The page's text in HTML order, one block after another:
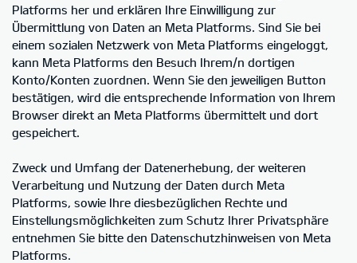
Platforms her und erklären Ihre Einwilligung zur
Übermittlung von Daten an Meta Platforms. Sind Sie bei
einem sozialen Netzwerk von Meta Platforms eingeloggt,
kann Meta Platforms den Besuch Ihrem/n dortigen
Konto/Konten zuordnen. Wenn Sie den jeweiligen Button
bestätigen, wird die entsprechende Information von Ihrem
Browser direkt an Meta Platforms übermittelt und dort
gespeichert.
Zweck und Umfang der Datenerhebung, der weiteren
Verarbeitung und Nutzung der Daten durch Meta
Platforms, sowie Ihre diesbezüglichen Rechte und
Einstellungsmöglichkeiten zum Schutz Ihrer Privatsphäre
entnehmen Sie bitte den Datenschutzhinweisen von Meta
Platforms.